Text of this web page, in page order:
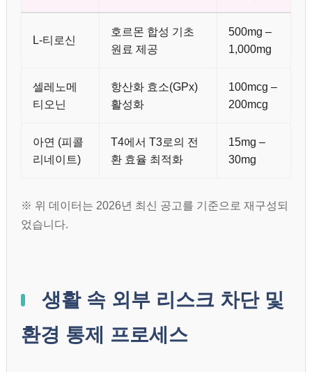
L-티로신
호르몬 합성 기초
원료 제공
500mg –
1,000mg
셀레노메
티오닌
항산화 효소(GPx)
활성화
100mcg –
200mcg
아연 (피콜
리네이트)
T4에서 T3로의 전
환 효율 최적화
15mg –
30mg
※ 위 데이터는 2026년 최신 공고를 기준으로 재구성되
었습니다.
생활 속 외부 리스크 차단 및
환경 통제 프로세스